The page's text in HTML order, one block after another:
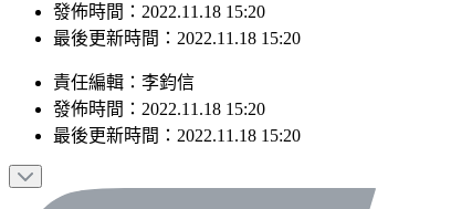
發佈時間：2022.11.18 15:20
最後更新時間：2022.11.18 15:20
責任編輯 ： 李鈞信
發佈時間： 2022.11.18 15:20
最後更新時間： 2022.11.18 15:20